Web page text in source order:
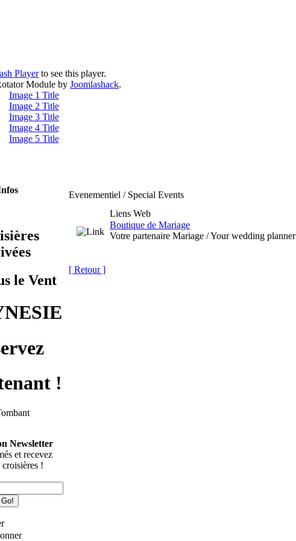
Playerto see this player.
Module by Joomlashack.
Image 1 Title
Image 2 Title
Image 3 Title
Image 4 Title
Image 5 Title
le Vent
!
Newsletter
et recevez
!
Evenementiel / Special Events
Liens Web
Boutique de Mariage
Votre partenaire Mariage / Your wedding planner
[ Retour ]